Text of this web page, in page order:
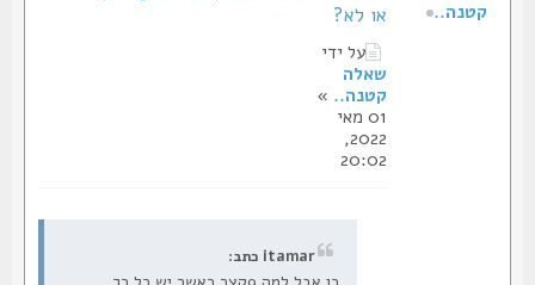
או לא?
על ידי
שאלה
קטנה..»
01 מאי
2022,
20:02
itamar כתב:
קטנה..